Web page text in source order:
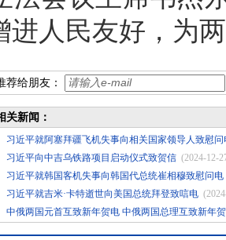
进人民友好，为
荐给朋友：
关新闻：
习近平就阿塞拜疆飞机失事向相关国家领导人致慰问
习近平向中吉乌铁路项目启动仪式致贺信 (2024-12-
习近平就韩国客机失事向韩国代总统崔相穆致慰问电
习近平就吉米·卡特逝世向美国总统拜登致唁电
中俄两国元首互致新年贺电 中俄两国总理互致新年